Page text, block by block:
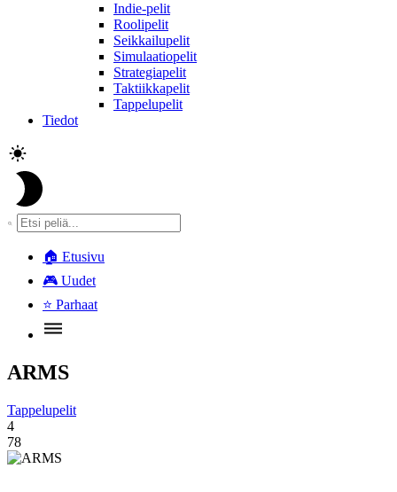
Indie-pelit
Roolipelit
Seikkailupelit
Simulaatiopelit
Strategiapelit
Taktiikkapelit
Tappelupelit
Tiedot
🏠 Etusivu
🎮 Uudet
⭐ Parhaat
ARMS
Tappelupelit
4
78